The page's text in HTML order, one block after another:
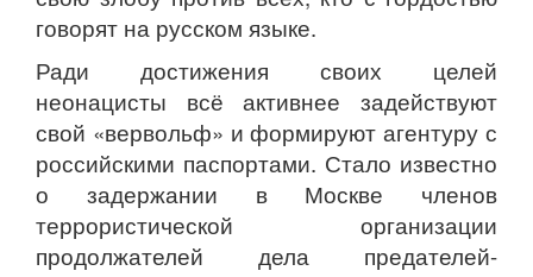
говорят на русском языке.
Ради достижения своих целей
неонацисты всё активнее задействуют
свой «вервольф» и формируют агентуру с
российскими паспортами. Стало известно
о задержании в Москве членов
террористической организации
продолжателей дела предателей-